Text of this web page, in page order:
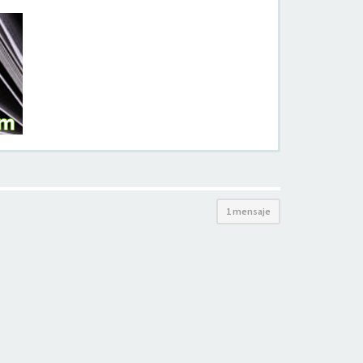
1 mensaje